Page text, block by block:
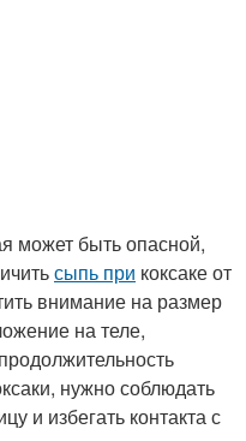
может быть опасной,
сыпь при коксаке от
внимание на размер
на теле,
нужно соблюдать
и избегать контакта с